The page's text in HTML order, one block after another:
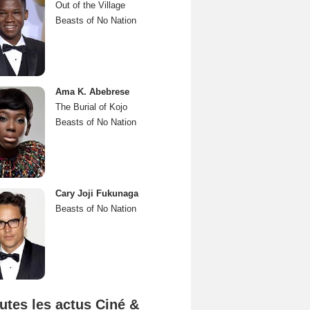
Out of the Village
Beasts of No Nation
Ama K. Abebrese
The Burial of Kojo
Beasts of No Nation
Cary Joji Fukunaga
Beasts of No Nation
les actus Ciné &